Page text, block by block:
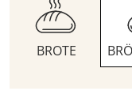
BROTE